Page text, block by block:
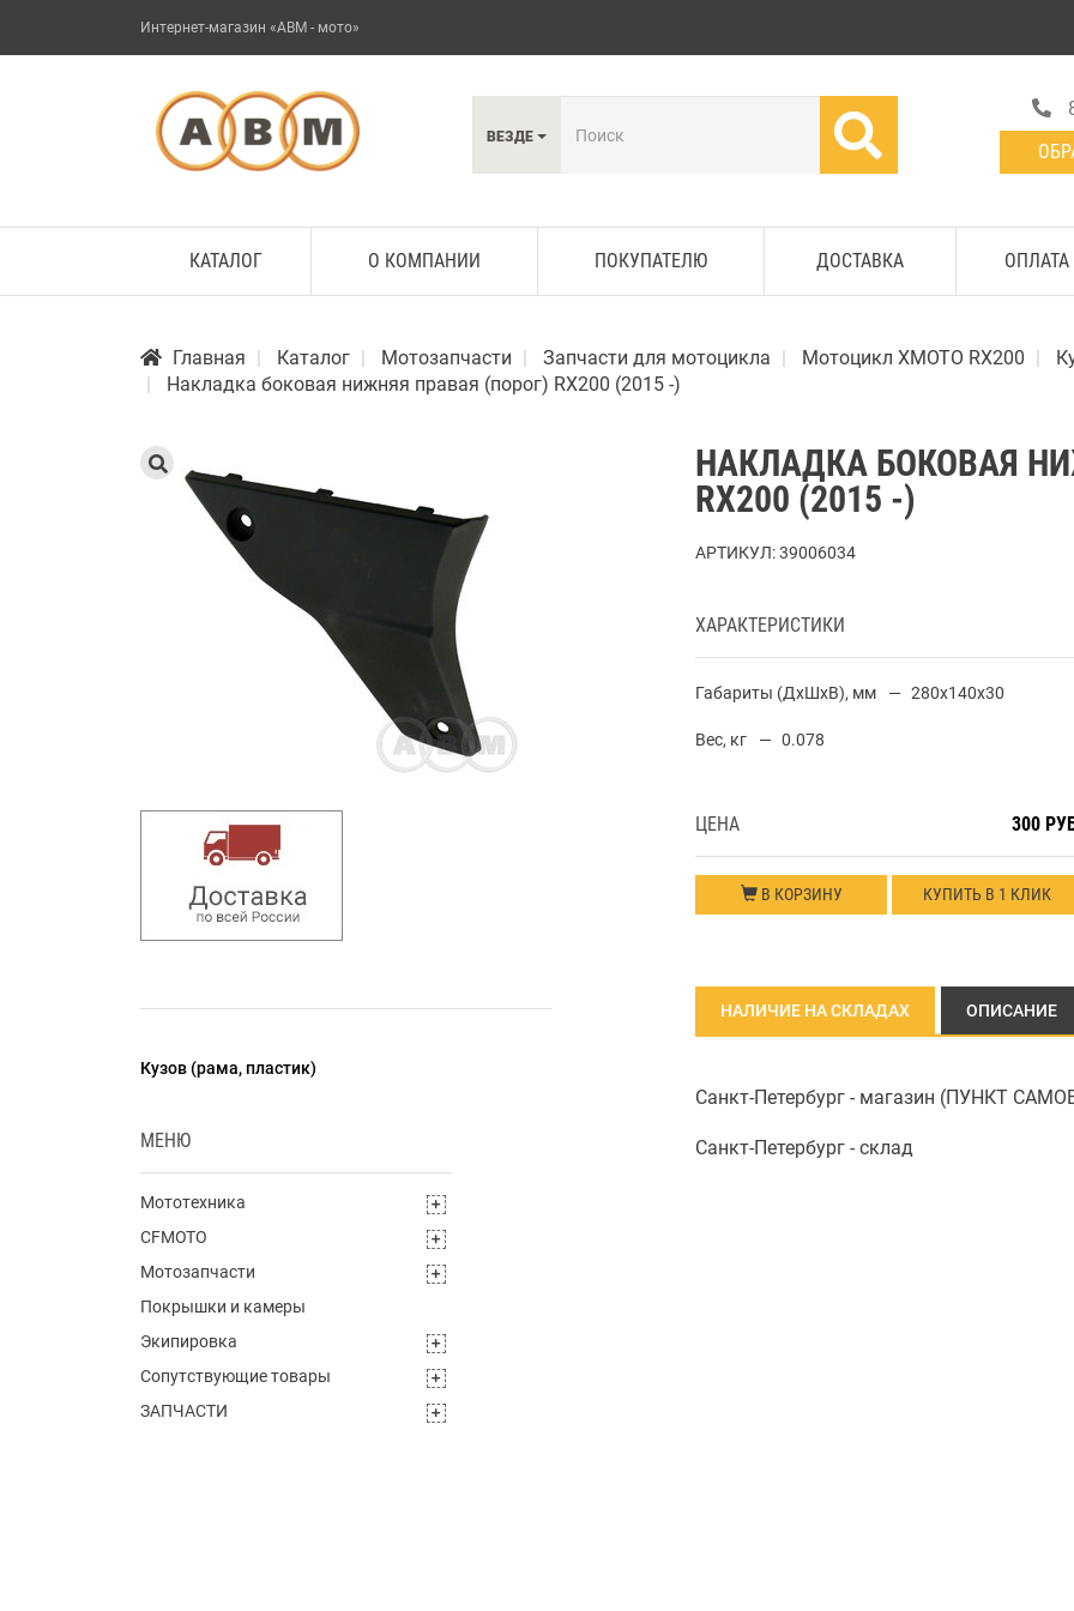
Интернет-магазин «АВМ - мото»
ВЕЗДЕ
КАТАЛОГ О КОМПАНИИ ПОКУПАТЕЛЮ ДОСТАВКА ОПЛАТА
Главная Каталог Мотозапчасти Запчасти для мотоцикла Мотоцикл XMOTO RX200
Накладка боковая нижняя правая (порог) RX200 (2015 -)
Кузов (рама, пластик)
МЕНЮ
Мототехника
CFMOTO
Мотозапчасти
Покрышки и камеры
Экипировка
Сопутствующие товары
ЗАПЧАСТИ
НАКЛАДКА БОКОВАЯ
RX200 (2015 -)
АРТИКУЛ:39006034
ХАРАКТЕРИСТИКИ
Габариты (ДхШхВ), мм 280x140x30
Вес, кг 0.078
ЦЕНА 300
В КОРЗИНУ КУПИТЬ В 1 КЛИК
НАЛИЧИЕ НА СКЛАДАХ ОПИСАНИЕ
Санкт-Петербург - магазин (ПУНКТ
Санкт-Петербург - склад